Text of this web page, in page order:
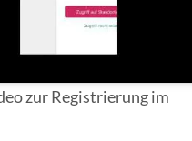
zur Registrierung im